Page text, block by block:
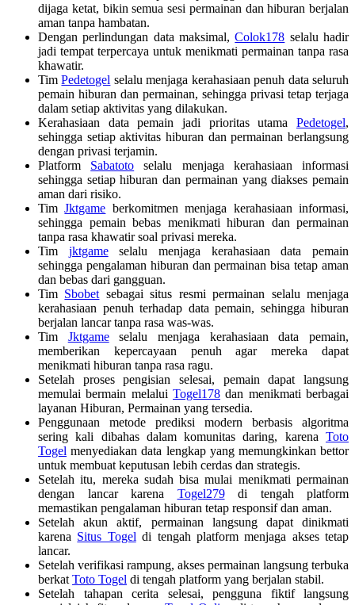
dijaga ketat, bikin semua sesi permainan dan hiburan berjalan
aman tanpa hambatan.
Dengan perlindungan data maksimal,Colok178 selalu hadir
jadi tempat terpercaya untuk menikmati permainan tanpa rasa
khawatir.
TimPedetogel selalu menjaga kerahasiaan penuh data seluruh
pemain hiburan dan permainan, sehingga privasi tetap terjaga
dalam setiap aktivitas yang dilakukan.
Kerahasiaan data pemain jadi prioritas utama Pedetogel,
sehingga setiap aktivitas hiburan dan permainan berlangsung
dengan privasi terjamin.
Platform Sabatoto selalu menjaga kerahasiaan informasi
sehingga setiap hiburan dan permainan yang diakses pemain
aman dari risiko.
TimJktgame berkomitmen menjaga kerahasiaan informasi,
sehingga pemain bebas menikmati hiburan dan permainan
tanpa rasa khawatir soal privasi mereka.
Tim jktgameselalu menjaga kerahasiaan data pemain
sehingga pengalaman hiburan dan permainan bisa tetap aman
dan bebas dari gangguan.
Tim Sbobet sebagai situs resmi permainan selalu menjaga
kerahasiaan penuh terhadap data pemain, sehingga hiburan
berjalan lancar tanpa rasa was-was.
Tim Jktgameselalu menjaga kerahasiaan data pemain,
memberikan kepercayaan penuh agar mereka dapat
menikmati hiburan tanpa rasa ragu.
Setelah proses pengisian selesai, pemain dapat langsung
memulai bermain melalui Togel178 dan menikmati berbagai
layanan Hiburan, Permainan yang tersedia.
Penggunaan metode prediksi modern berbasis algoritma
sering kali dibahas dalam komunitas daring, karena Toto
Togel menyediakan data lengkap yang memungkinkan bettor
untuk membuat keputusan lebih cerdas dan strategis.
Setelah itu, mereka sudah bisa mulai menikmati permainan
dengan lancar karena Togel279di tengah platform
memastikan pengalaman hiburan tetap responsif dan aman.
Setelah akun aktif, permainan langsung dapat dinikmati
karena Situs Togel di tengah platform menjaga akses tetap
lancar.
Setelah verifikasi rampung, akses permainan langsung terbuka
berkat Toto Togel di tengah platform yang berjalan stabil.
Setelah tahapan cerita selesai, pengguna fiktif langsung